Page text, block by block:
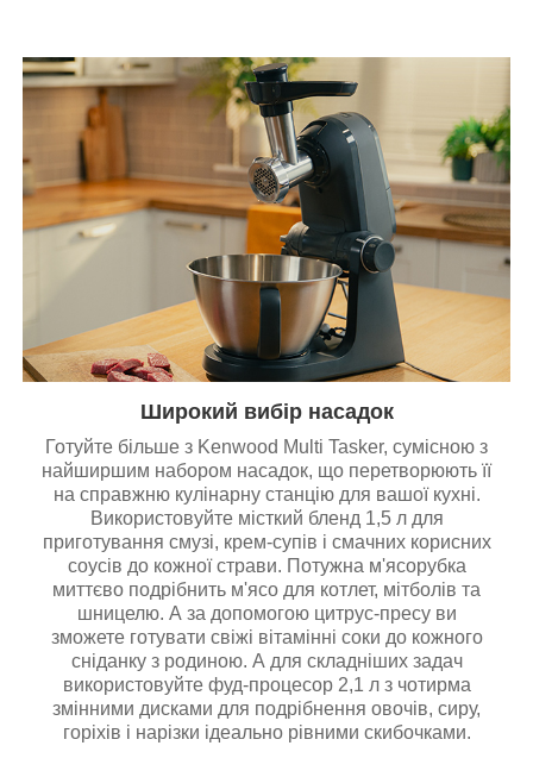
Широкий вибір насадок
Готуйте більше з Kenwood Multi Tasker, сумісною з
найширшим набором насадок, що перетворюють її
на справжню кулінарну станцію для вашої кухні.
Використовуйте місткий бленд 1,5 л для
приготування смузі, крем-супів і смачних корисних
соусів до кожної страви. Потужна м'ясорубка
миттєво подрібнить м'ясо для котлет, мітболів та
шницелю. А за допомогою цитрус-пресу ви
зможете готувати свіжі вітамінні соки до кожного
сніданку з родиною. А для складніших задач
використовуйте фуд-процесор 2,1 л з чотирма
змінними дисками для подрібнення овочів, сиру,
горіхів і нарізки ідеально рівними скибочками.